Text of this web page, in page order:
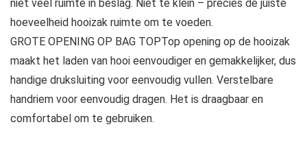
niet veel ruimte in beslag. Niet te klein – precies de juiste
hoeveelheid hooizak ruimte om te voeden.
GROTE OPENING OP BAG TOPTop opening op de hooizak
maakt het laden van hooi eenvoudiger en gemakkelijker, dus
handige druksluiting voor eenvoudig vullen. Verstelbare
handriem voor eenvoudig dragen. Het is draagbaar en
comfortabel om te gebruiken.